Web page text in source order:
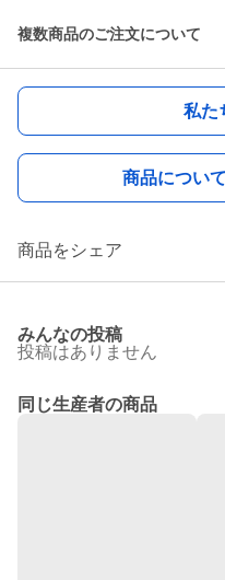
複数商品のご注文について
私た
商品につい
商品をシェア
みんなの投稿
投稿はありません
同じ生産者の商品